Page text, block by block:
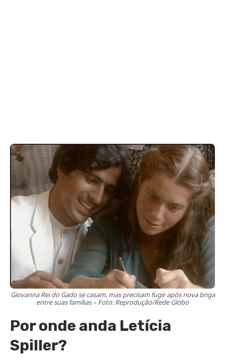
Giovanna Rei do Gado se casam, mas precisam fugir após nova briga
entre suas famílias – Foto: Reprodução/Rede Globo
Por onde anda Letícia
Spiller?